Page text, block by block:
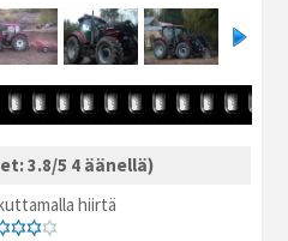
3.8/5 4 äänellä)
hiirtä